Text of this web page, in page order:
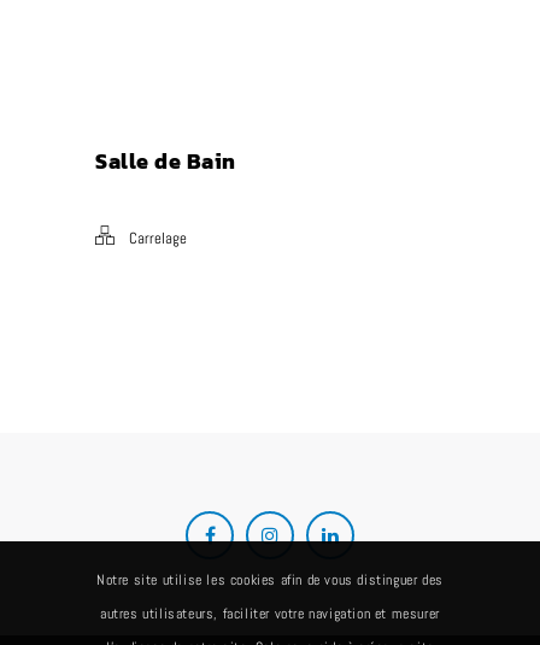
Salle de Bain
Carrelage
Notre site utilise les cookies afin de vous distinguer des
autres utilisateurs, faciliter votre navigation et mesurer